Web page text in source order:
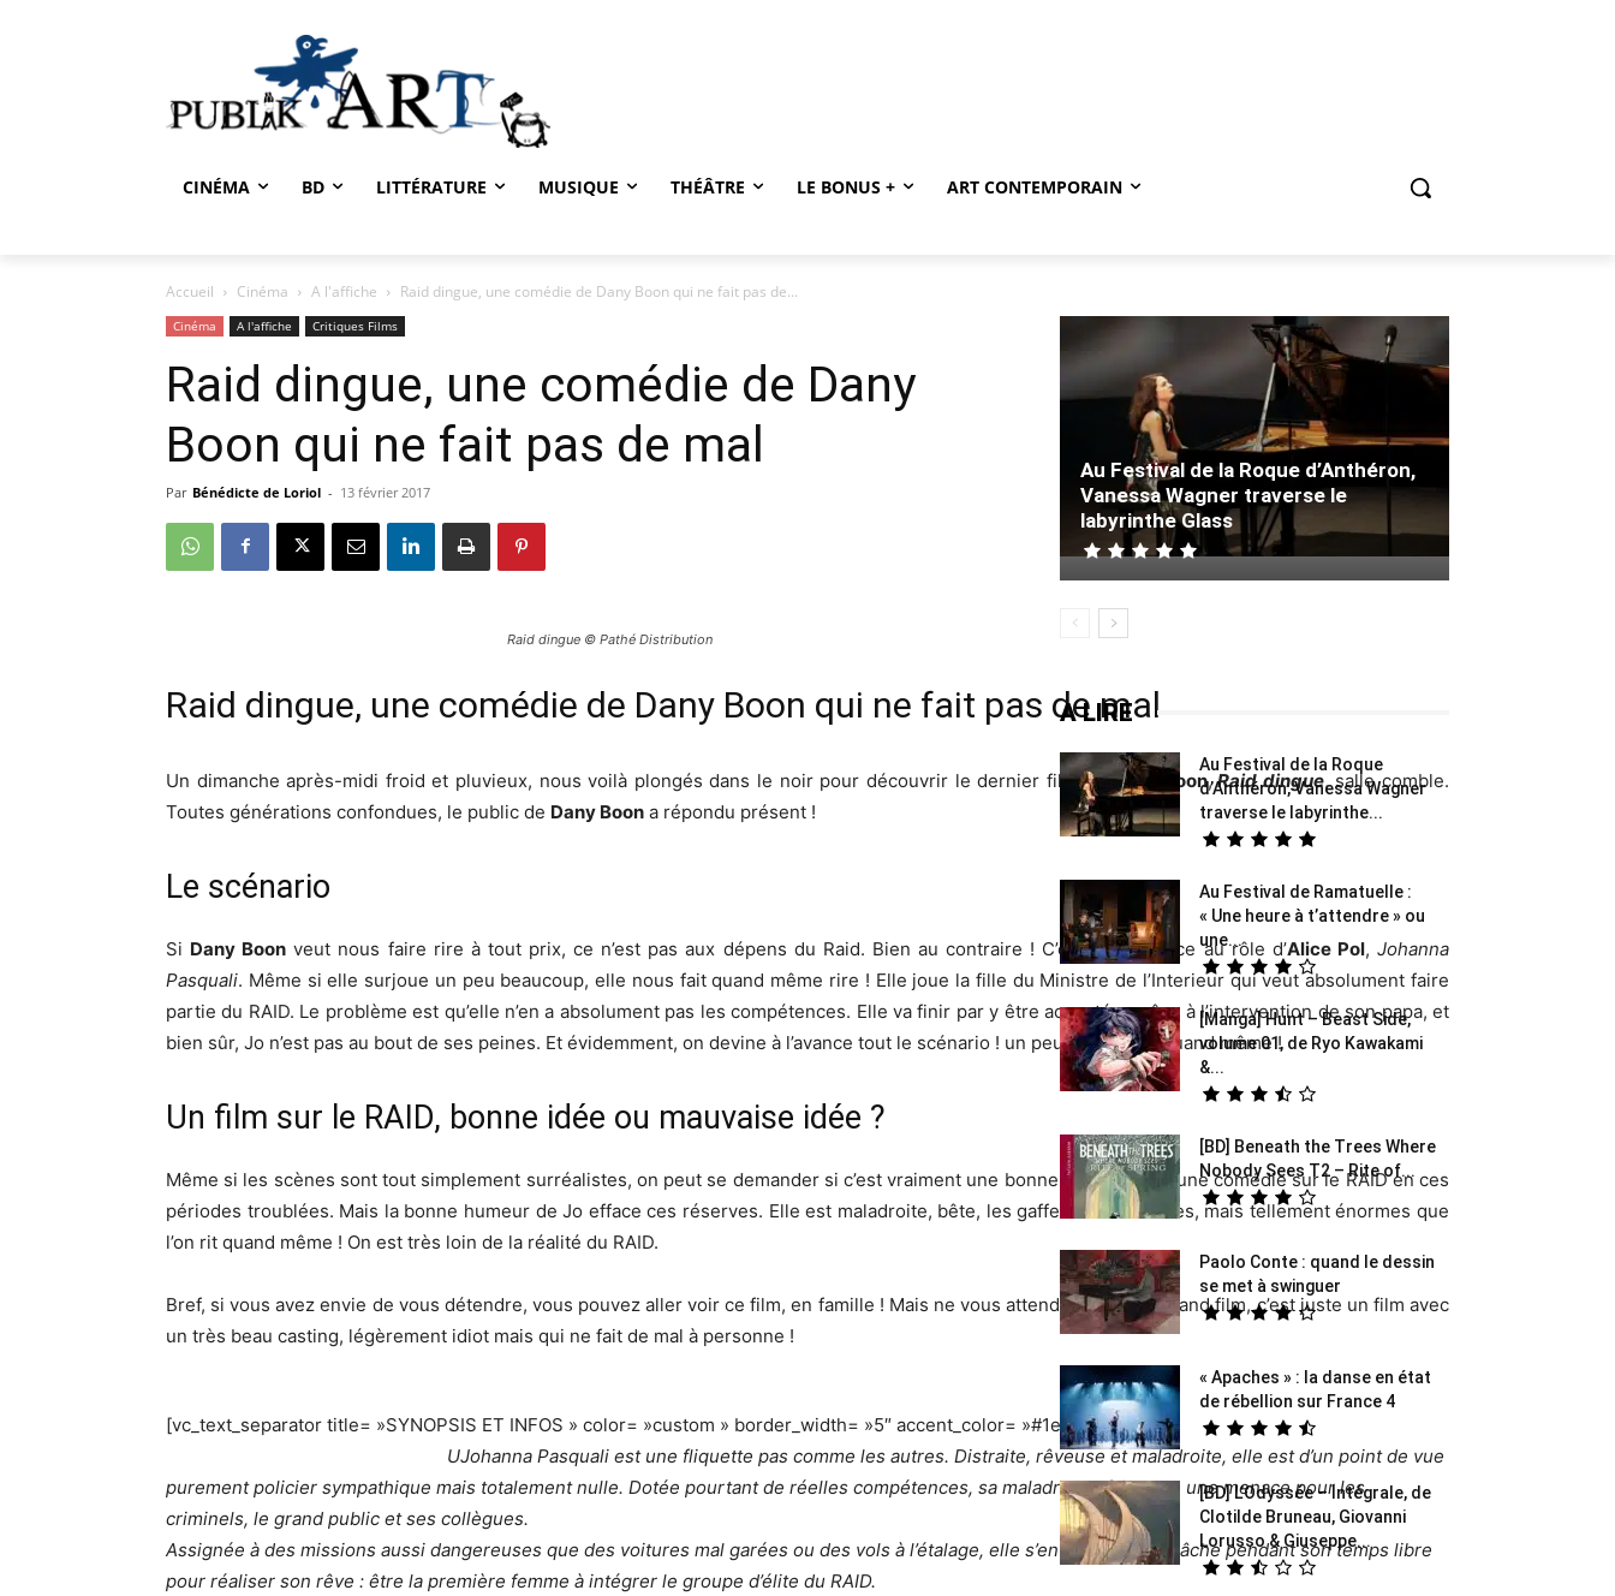
CINÉMA BD LITTÉRATURE MUSIQUE THÉÂTRE LE BONUS + ART CONTEMPORAIN
Accueil Cinéma A l'affiche Raid dingue, une comédie de Dany Boon qui ne fait pas de...
Cinéma A l'affiche Critiques Films
Raid dingue, une comédie de Dany
Boon qui ne fait pas de mal
Par Bénédicte de Loriol - 13 février 2017
Raid dingue © Pathé Distribution
Raid dingue, une comédie de Dany Boon qui ne fait pas de mal
Un dimanche après-midi froid et pluvieux, nous voilà plongés dans le noir pour découvrir le dernier film deDany Boon,Raid dingue, salle comble.
Toutes générations confondues, le public de Dany Boon a répondu présent !
Le scénario
Si Dany Boon veut nous faire rire à tout prix, ce n’est pas aux dépens du Raid. Bien au contraire ! C’est plutôt grâce au rôle d’Alice Pol,Johanna
Pasquali. Même si elle surjoue un peu beaucoup, elle nous fait quand même rire ! Elle joue la fille du Ministre de l’Interieur qui veut absolument faire
partie du RAID. Le problème est qu’elle n’en a absolument pas les compétences. Elle va finir par y être acceptée, grâce à l’intervention de son papa, et
bien sûr, Jo n’est pas au bout de ses peines. Et évidemment, on devine à l’avance tout le scénario ! un peu dommage, quand même !
Un film sur le RAID, bonne idée ou mauvaise idée ?
Même si les scènes sont tout simplement surréalistes, on peut se demander si c’est vraiment une bonne idée de faire une comédie sur le RAID en ces
périodes troublées. Mais la bonne humeur de Jo efface ces réserves. Elle est maladroite, bête, les gaffes sont énormes, mais tellement énormes que
l’on rit quand même ! On est très loin de la réalité du RAID.
Bref, si vous avez envie de vous détendre, vous pouvez aller voir ce film, en famille ! Mais ne vous attendez pas à un grand film, c’est juste un film avec
un très beau casting, légèrement idiot mais qui ne fait de mal à personne !
[vc_text_separator title= »SYNOPSIS ET INFOS » color= »custom » border_width= »5″ accent_color= »#1e73be »]
UJohanna Pasquali est une fliquette pas comme les autres. Distraite, rêveuse et maladroite, elle est d’un point de vue
purement policier sympathique mais totalement nulle. Dotée pourtant de réelles compétences, sa maladresse fait d’elle une menace pour les
criminels, le grand public et ses collègues.
Assignée à des missions aussi dangereuses que des voitures mal garées ou des vols à l’étalage, elle s’entraîne sans relâche pendant son temps libre
pour réaliser son rêve : être la première femme à intégrer le groupe d’élite du RAID.
Au Festival de la Roque d’Anthéron,
Vanessa Wagner traverse le
labyrinthe Glass
A LIRE
Au Festival de la Roque
d’Anthéron, Vanessa Wagner
traverse le labyrinthe...
Au Festival de Ramatuelle :
« Une heure à t’attendre » ou
une...
[Manga] Hunt – Beast Side,
volume 01, de Ryo Kawakami
&...
[BD] Beneath the Trees Where
Nobody Sees T2 – Rite of...
Paolo Conte : quand le dessin
se met à swinguer
« Apaches » : la danse en état
de rébellion sur France 4
[BD] L’Odyssée – Intégrale, de
Clotilde Bruneau, Giovanni
Lorusso & Giuseppe...